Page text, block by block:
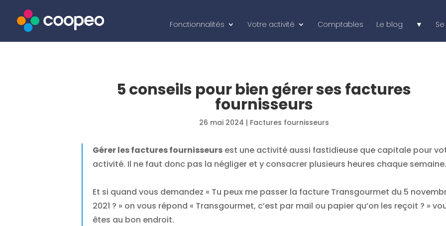
Fonctionnalités Votre activité Comptables Le blog ▼
5 conseils pour bien gérer ses factures
fournisseurs
26 mai 2024 | Factures fournisseurs
Gérer les factures fournisseurs est une activité aussi fastidieuse que capitale pour
activité. Il ne faut donc pas la négliger et y consacrer plusieurs heures chaque
Et si quand vous demandez « Tu peux me passer la facture Transgourmet du 5
2021 ? » on vous répond « Transgourmet, c’est par mail ou papier qu’on les reçoit ? »
êtes au bon endroit.